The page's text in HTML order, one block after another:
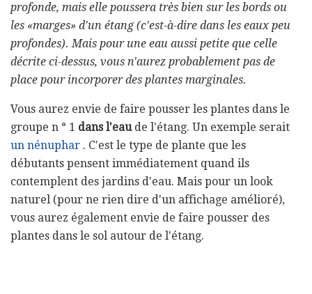
profonde, mais elle poussera très bien sur les bords ou
les «marges» d'un étang (c'est-à-dire dans les eaux peu
profondes). Mais pour une eau aussi petite que celle
décrite ci-dessus, vous n'aurez probablement pas de
place pour incorporer des plantes marginales.
Vous aurez envie de faire pousser les plantes dans le
groupe n ° 1 dans l'eaude l'étang. Un exemple serait
un nénuphar . C'est le type de plante que les
débutants pensent immédiatement quand ils
contemplent des jardins d'eau. Mais pour un look
naturel (pour ne rien dire d'un affichage amélioré),
vous aurez également envie de faire pousser des
plantes dans le sol autour de l'étang.